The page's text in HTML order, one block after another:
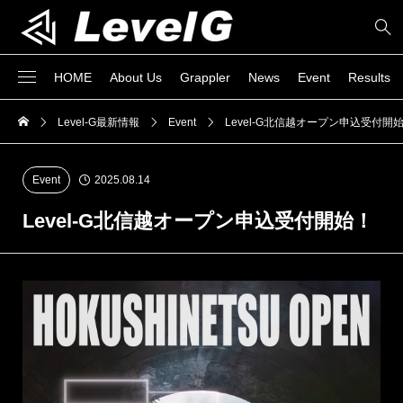
HOME About Us Grappler News Event Results
Level-G最新情報 Event Level-G北信越オープン申込受付開
Event 2025.08.14
Level-G北信越オープン申込受付開始！